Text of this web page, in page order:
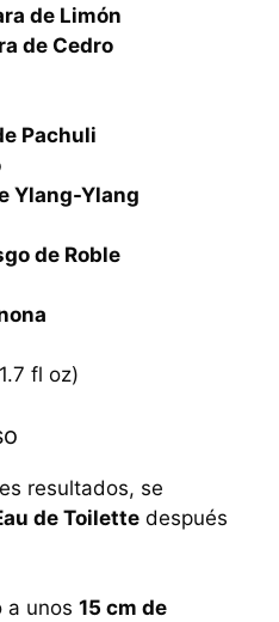
de Limón
de Cedro
Pachuli
Ylang-Ylang
de Roble
fl oz)
resultados, se
de Toilette después
a unos 15 cm de